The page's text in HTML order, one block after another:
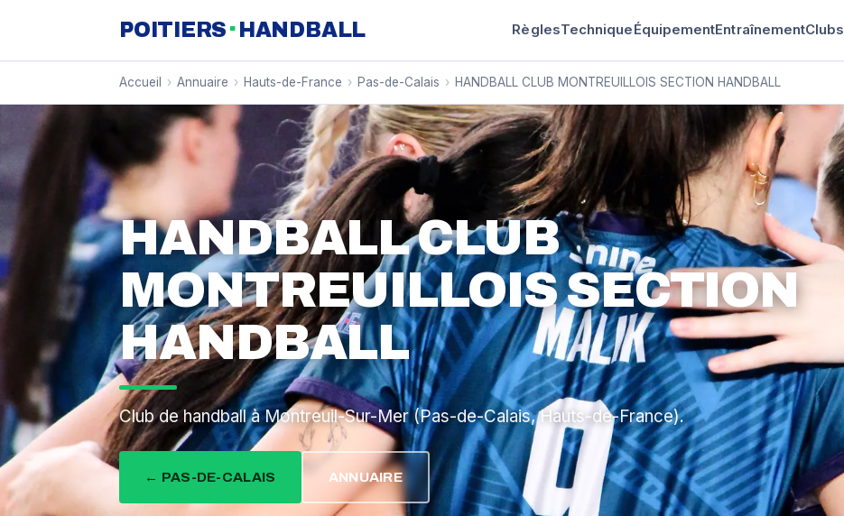
POITIERS · HANDBALL RèglesTechniqueÉquipementEntraînementClubs
Accueil › Annuaire › Hauts-de-France › Pas-de-Calais › HANDBALL CLUB MONTREUILLOIS SECTION HANDBALL
HANDBALL CLUB
MONTREUILLOIS SECTION
HANDBALL
Club de handball à Montreuil-Sur-Mer (Pas-de-Calais, Hauts-de-France).
← PAS-DE-CALAIS ANNUAIRE